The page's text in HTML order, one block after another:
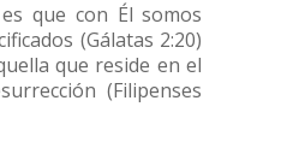
que con Él somos
(Gálatas 2:20)
que reside en el
(Filipenses